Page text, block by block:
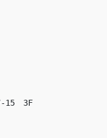
15　3F